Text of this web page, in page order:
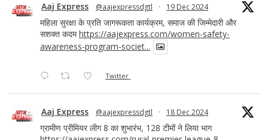
Aaj Express @aajexpressdgtl · 19 Dec 2024
महिला सुरक्षा के प्रति जागरूकता कार्यक्रम, समाज की जिम्मेदारी और
सशक्त कदमhttps://aajexpress.com/women-safety-
awareness-program-societ...
Twitter
Aaj Express @aajexpressdgtl · 18 Dec 2024
ग्रामीण प्रीमियर लीग 8 का शुभारंभ, 128 टीमों ने लिया भाग